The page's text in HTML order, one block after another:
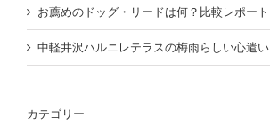
お薦めのドッグ・リードは何？比較レポート
中軽井沢ハルニレテラスの梅雨らしい心遣い
カテゴリー